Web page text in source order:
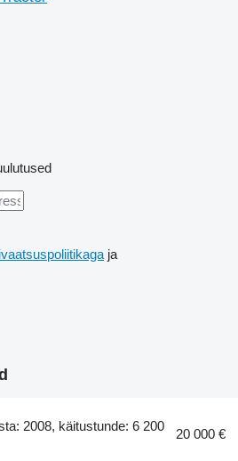
ja
2008, käitustunde: 6 200
20 000 €